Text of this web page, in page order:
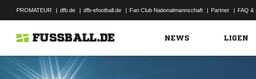
PROMATEUR | dfb.de | dfb-efootball.de | Fan Club Nationalmannschaft | Partner | FAQ &
FUSSBALL.DE NEWS LIGEN